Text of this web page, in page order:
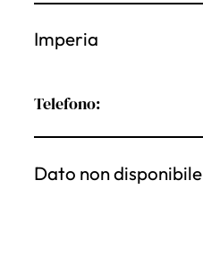
Imperia
Telefono:
Dato non disponibile